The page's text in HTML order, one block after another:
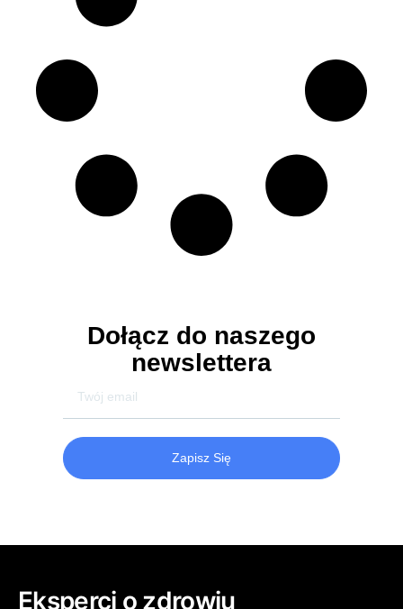
Dołącz do naszego
newslettera
Zapisz Się
Eksperci o zdrowiu